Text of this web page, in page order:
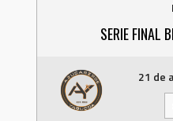
SERIE FINAL
21 de